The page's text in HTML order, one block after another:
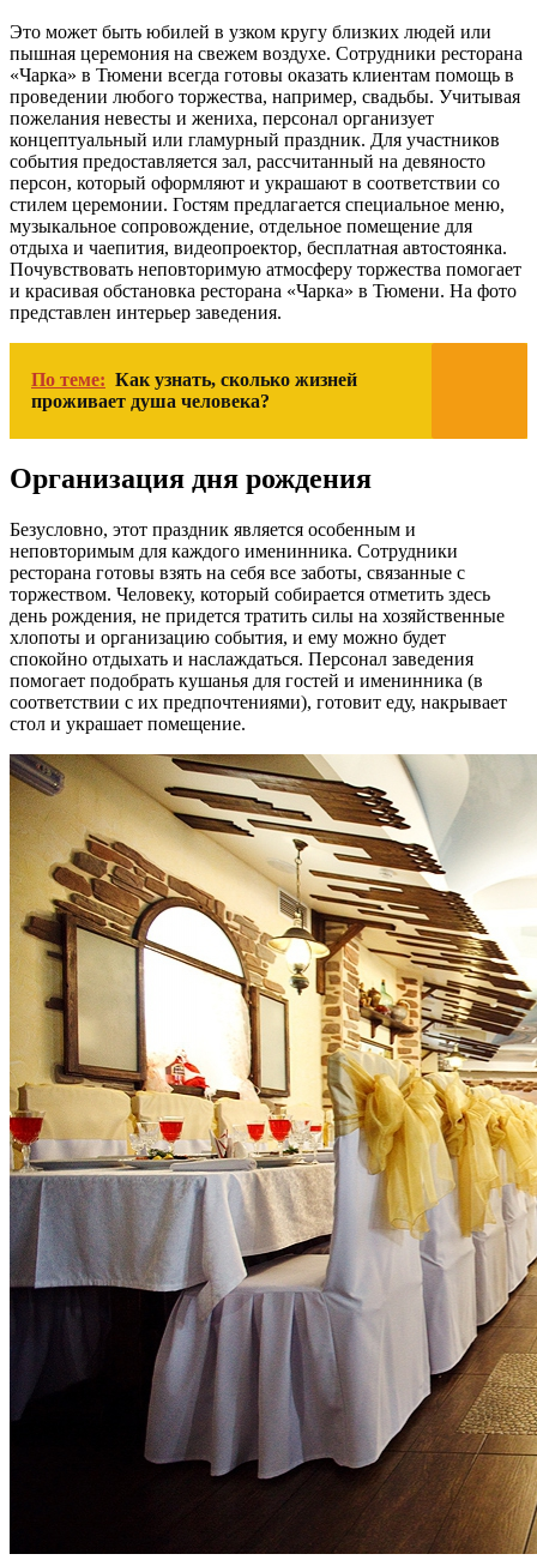
Это может быть юбилей в узком кругу близких людей или
пышная церемония на свежем воздухе. Сотрудники ресторана
«Чарка» в Тюмени всегда готовы оказать клиентам помощь в
проведении любого торжества, например, свадьбы. Учитывая
пожелания невесты и жениха, персонал организует
концептуальный или гламурный праздник. Для участников
события предоставляется зал, рассчитанный на девяносто
персон, который оформляют и украшают в соответствии со
стилем церемонии. Гостям предлагается специальное меню,
музыкальное сопровождение, отдельное помещение для
отдыха и чаепития, видеопроектор, бесплатная автостоянка.
Почувствовать неповторимую атмосферу торжества помогает
и красивая обстановка ресторана «Чарка» в Тюмени. На фото
представлен интерьер заведения.
По теме: Как узнать, сколько жизней
проживает душа человека?
Организация дня рождения
Безусловно, этот праздник является особенным и
неповторимым для каждого именинника. Сотрудники
ресторана готовы взять на себя все заботы, связанные с
торжеством. Человеку, который собирается отметить здесь
день рождения, не придется тратить силы на хозяйственные
хлопоты и организацию события, и ему можно будет
спокойно отдыхать и наслаждаться. Персонал заведения
помогает подобрать кушанья для гостей и именинника (в
соответствии с их предпочтениями), готовит еду, накрывает
стол и украшает помещение.